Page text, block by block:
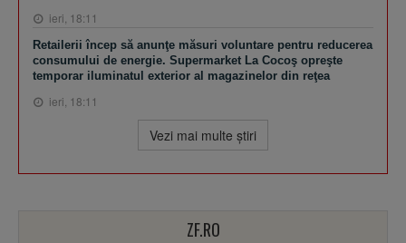
ieri, 18:11
Retailerii încep să anunţe măsuri voluntare pentru reducerea
consumului de energie. Supermarket La Cocoş opreşte
temporar iluminatul exterior al magazinelor din reţea
ieri, 18:11
Vezi mai multe ştiri
ZF.RO